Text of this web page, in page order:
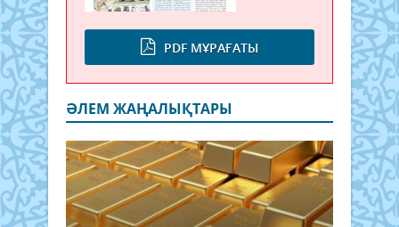
PDF МҰРАҒАТЫ
ӘЛЕМ ЖАҢАЛЫҚТАРЫ